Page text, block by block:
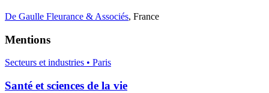
De Gaulle Fleurance & Associés, France
Mentions
Secteurs et industries • Paris
Santé et sciences de la vie